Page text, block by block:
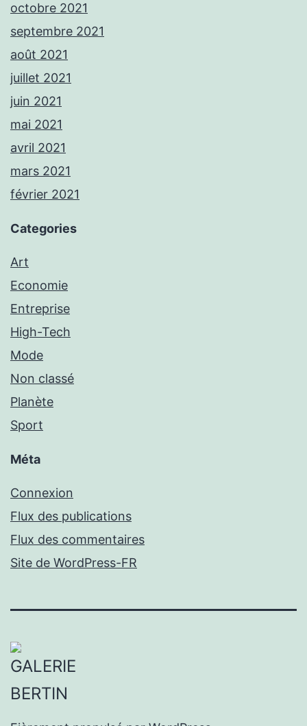
octobre 2021
septembre 2021
août 2021
juillet 2021
juin 2021
mai 2021
avril 2021
mars 2021
février 2021
Categories
Art
Economie
Entreprise
High-Tech
Mode
Non classé
Planète
Sport
Méta
Connexion
Flux des publications
Flux des commentaires
Site de WordPress-FR